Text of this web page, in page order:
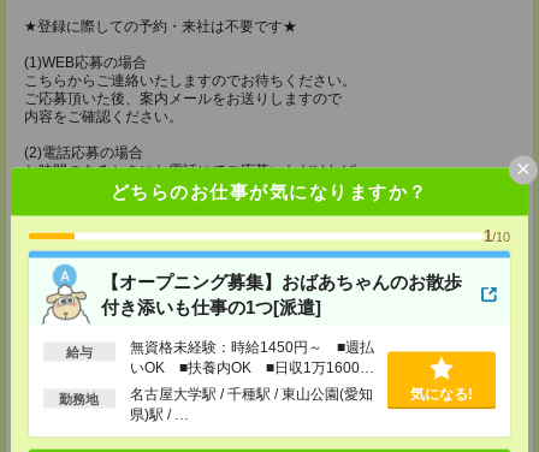
どちらのお仕事が気になりますか？
1/10
【オープニング募集】おばあちゃんのお散歩
付き添いも仕事の1つ[派遣]
給与
無資格未経験：時給1450円～ ■週払
いOK ■扶養内OK ■日収1万1600円
以上
勤務地
名古屋大学駅 / 千種駅 / 東山公園(愛知
県)駅 / …
気になる!
×
★登録に際しての予約・来社は不要です★
(1)WEB応募の場合
こちらからご連絡いたしますのでお待ちください。
ご応募頂いた後、案内メールをお送りしますので
内容をご確認ください。
(2)電話応募の場合
お時間のあるときにお電話にてご応募いただければ
その場で登録も可能です。
【電話登録】
弊社HPよりマイページ作成をお願いします
電話での登録の際に、マイページ作成をいただいた旨をお伝えください。
【電話登録】30分程度
・経験やご希望などをインタビュー
・お仕事のご紹介など
登録場所